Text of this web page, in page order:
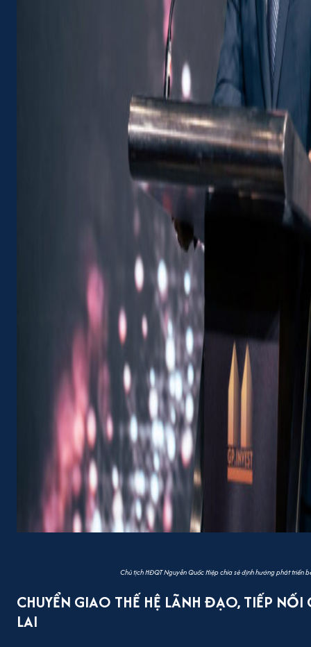
Chủ tịch HĐQT Nguyễn Quốc Hiệp chia sẻ định hướng phát triển
CHUYỂN GIAO THẾ HỆ LÃNH ĐẠO, TIẾP
LAI